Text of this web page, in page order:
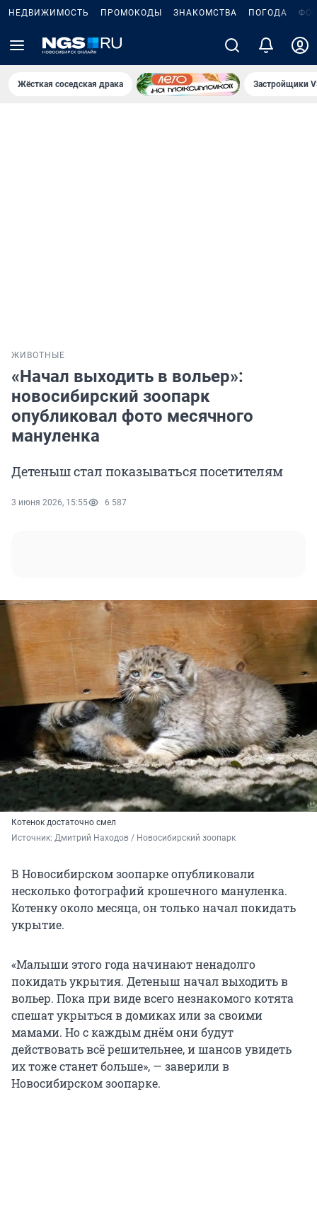
НЕДВИЖИМОСТЬ ПРОМОКОДЫ ЗНАКОМСТВА ПОГОДА
Жёсткая соседская драка Застройщики
ЖИВОТНЫЕ
«Начал выходить в вольер»:
новосибирский зоопарк
опубликовал фото месячного
мануленка
Детеныш стал показываться посетителям
3 июня 2026, 15:55 6 587
Котенок достаточно смел
Источник: Дмитрий Находов / Новосибирский зоопарк
В Новосибирском зоопарке опубликовали
несколько фотографий крошечного мануленка.
Котенку около месяца, он только начал покидать
укрытие.
«Малыши этого года начинают ненадолго
покидать укрытия. Детеныш начал выходить в
вольер. Пока при виде всего незнакомого котята
спешат укрыться в домиках или за своими
мамами. Но с каждым днём они будут
действовать всё решительнее, и шансов увидеть
их тоже станет больше», — заверили в
Новосибирском зоопарке.